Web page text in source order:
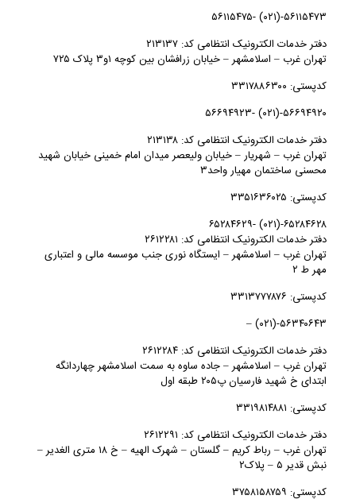
۵۶۱۱۵۴۷۳-(۰۲۱) -۵۶۱۱۵۴۷۵
دفتر خدمات الکترونیک انتظامی کد: ۲۱۳۱۳۷
تهران غرب – اسلامشهر – خیابان زرافشان بین کوچه ۱و۳ پلاک ۷۲۵
کدپستی: ۳۳۱۷۸۸۶۳۰۰
۵۶۶۹۴۹۲۰-(۰۲۱) -۵۶۶۹۴۹۲۳
دفتر خدمات الکترونیک انتظامی کد: ۲۱۳۱۳۸
تهران غرب – شهريار – خیابان ولیعصر میدان امام خمینی خیابان شهید
محسنی ساختمان مهیار واحد۳
کدپستی: ۳۳۵۱۶۳۶۰۲۵
۶۵۲۸۴۶۲۸-(۰۲۱) -۶۵۲۸۴۶۲۹
دفتر خدمات الکترونیک انتظامی کد: ۲۶۱۲۲۸۱
تهران غرب – اسلامشهر – ایستگاه نوری جنب موسسه مالی و اعتباری
مهر ط ۲
کدپستی: ۳۳۱۳۷۷۷۸۷۶
۵۶۳۴۰۶۴۳-(۰۲۱) –
دفتر خدمات الکترونیک انتظامی کد: ۲۶۱۲۲۸۴
تهران غرب – اسلامشهر – جاده ساوه به سمت اسلامشهر چهاردانگه
ابتدای خ شهید فارسیان پ۲۰۵ طبقه اول
کدپستی: ۳۳۱۹۸۱۴۸۸۱
دفتر خدمات الکترونیک انتظامی کد: ۲۶۱۲۲۹۱
تهران غرب – رباط كريم – گلستان – شهرک الهیه – خ ۱۸ متری الغدیر –
نبش قدیر ۵ – پلاک۲
کدپستی: ۳۷۵۸۱۵۸۷۵۹